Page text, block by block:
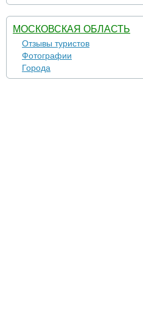
МОСКОВСКАЯ ОБЛАСТЬ
Отзывы туристов
Фотографии
Города